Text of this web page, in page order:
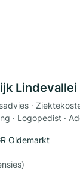
Lindevallei
·
· Logopedist ·
Oldemarkt